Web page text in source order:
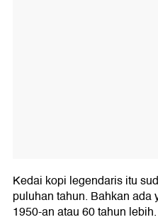
Kedai kopi legendaris itu
puluhan tahun. Bahkan
1950-an atau 60 tahun lebih.